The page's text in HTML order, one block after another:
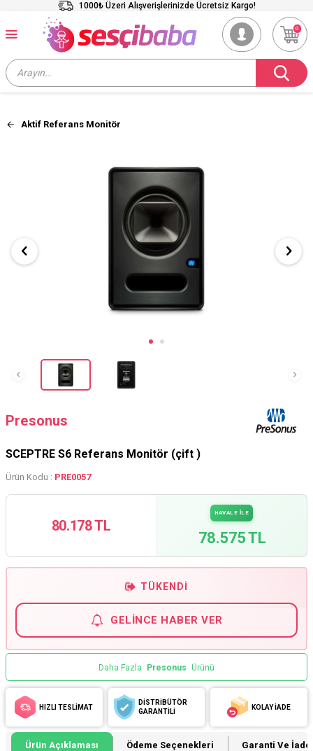
1000₺ Üzeri Alışverişlerinizde Ücretsiz Kargo!
0
Aktif Referans Monitör
Presonus
SCEPTRE S6 Referans Monitör (çift )
Ürün Kodu : PRE0057
80.178 TL
HAVALE İLE
78.575 TL
TÜKENDI
GELINCE HABER VER
Daha Fazla Presonus Ürünü
HIZLI TESLİMAT
DİSTRİBÜTÖR
GARANTİLİ
KOLAY İADE
Ürün Açıklaması Ödeme Seçenekleri Garanti Ve İade